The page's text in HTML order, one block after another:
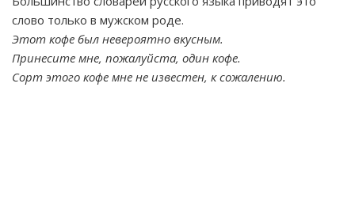
слово только в мужском роде.
Этот кофе был невероятно вкусным.
Принесите мне, пожалуйста, один кофе.
Сорт этого кофе мне не известен, к сожалению.